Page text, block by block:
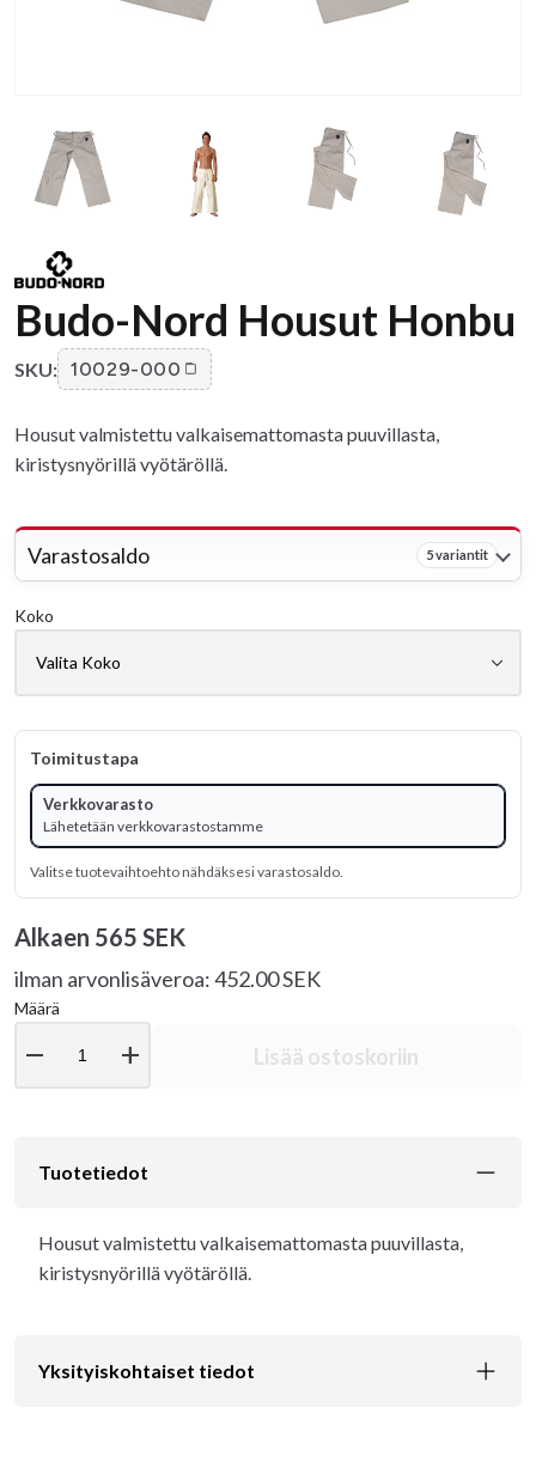
Budo-Nord Housut Honbu
SKU: 10029-000
Housut valmistettu valkaisemattomasta puuvillasta,
kiristysnyörillä vyötäröllä.
Varastosaldo 5 variantit
Koko
Toimitustapa
Verkkovarasto
Lähetetään verkkovarastostamme
Valitse tuotevaihtoehto nähdäksesi varastosaldo.
Alkaen 565 SEK
ilman arvonlisäveroa: 452.00 SEK
Määrä
remove add Lisää ostoskoriin
Tuotetiedot
Housut valmistettu valkaisemattomasta puuvillasta,
kiristysnyörillä vyötäröllä.
Yksityiskohtaiset tiedot